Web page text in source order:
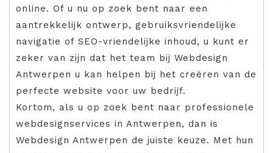
online. Of u nu op zoek bent naar een
aantrekkelijk ontwerp, gebruiksvriendelijke
navigatie of SEO-vriendelijke inhoud, u kunt er
zeker van zijn dat het team bij Webdesign
Antwerpen u kan helpen bij het creëren van de
perfecte website voor uw bedrijf.
Kortom, als u op zoek bent naar professionele
webdesignservices in Antwerpen, dan is
Webdesign Antwerpen de juiste keuze. Met hun